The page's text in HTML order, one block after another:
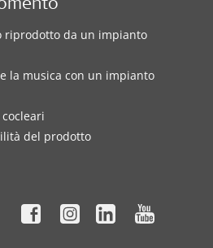
riprodotto da un impianto
la musica con un impianto
del prodotto